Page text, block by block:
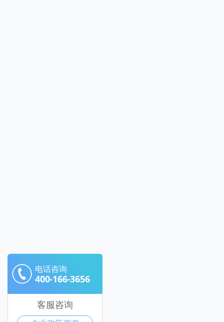
电话咨询
400-166-3656
客服咨询